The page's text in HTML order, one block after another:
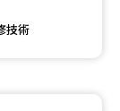
技術